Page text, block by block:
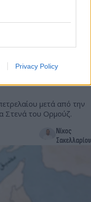
Privacy Policy
μετά από την
Στενά του Ορμούζ.
Νίκος
Σακελλαρίου